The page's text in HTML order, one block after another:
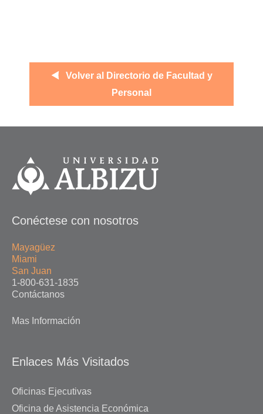
Volver al Directorio de Facultad y
Personal
Conéctese con nosotros
Mayagüez
Miami
San Juan
1-800-631-1835
Contáctanos
Mas Información
Enlaces Más Visitados
Oficinas Ejecutivas
Oficina de Asistencia Económica